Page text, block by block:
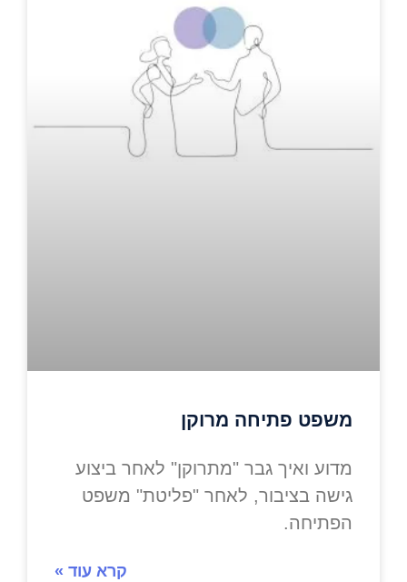
משפט פתיחה מרוקן
מדוע ואיך גבר "מתרוקן" לאחר ביצוע
גישה בציבור, לאחר "פליטת" משפט
הפתיחה.
קרא עוד »